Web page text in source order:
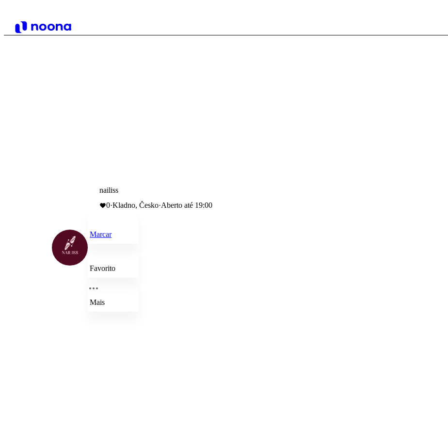
nailiss
0·Kladno, Česko·Aberto até 19:00
Marcar
Favorito
Mais